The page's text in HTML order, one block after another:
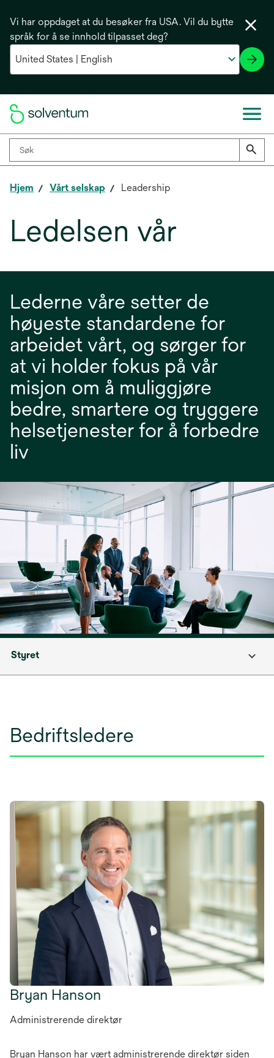
Vi har oppdaget at du besøker fra USA. Vil du bytte
språk for å se innhold tilpasset deg?
Hjem Vårt selskap Leadership
Ledelsen vår
Lederne våre setter de
høyeste standardene for
arbeidet vårt, og sørger for
at vi holder fokus på vår
misjon om å muliggjøre
bedre, smartere og tryggere
helsetjenester for å forbedre
liv
Styret
Bedriftsledere
Bryan Hanson
Administrerende direktør
Bryan Hanson har vært administrerende direktør siden